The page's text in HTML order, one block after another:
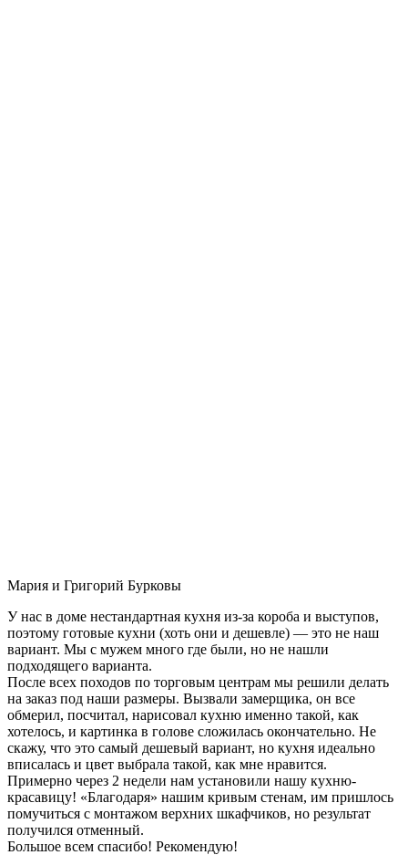
Мария и Григорий Бурковы
У нас в доме нестандартная кухня из-за короба и выступов,
поэтому готовые кухни (хоть они и дешевле) — это не наш
вариант. Мы с мужем много где были, но не нашли
подходящего варианта.
После всех походов по торговым центрам мы решили делать
на заказ под наши размеры. Вызвали замерщика, он все
обмерил, посчитал, нарисовал кухню именно такой, как
хотелось, и картинка в голове сложилась окончательно. Не
скажу, что это самый дешевый вариант, но кухня идеально
вписалась и цвет выбрала такой, как мне нравится.
Примерно через 2 недели нам установили нашу кухню-
красавицу! «Благодаря» нашим кривым стенам, им пришлось
помучиться с монтажом верхних шкафчиков, но результат
получился отменный.
Большое всем спасибо! Рекомендую!